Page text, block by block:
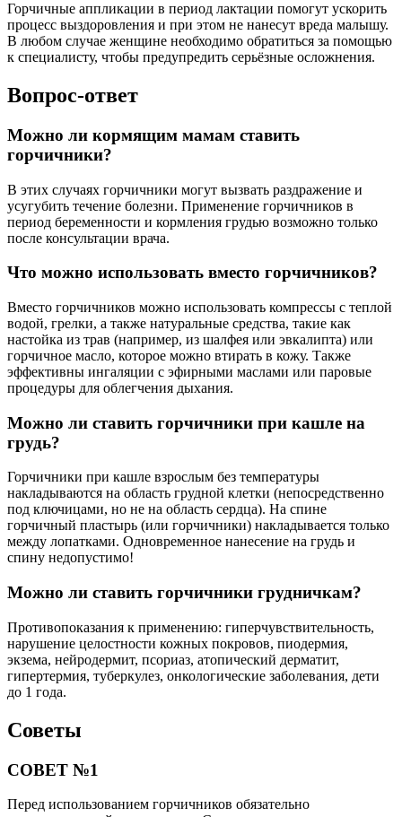
Горчичные аппликации в период лактации помогут ускорить
процесс выздоровления и при этом не нанесут вреда малышу.
В любом случае женщине необходимо обратиться за помощью
к специалисту, чтобы предупредить серьёзные осложнения.
Вопрос-ответ
Можно ли кормящим мамам ставить
горчичники?
В этих случаях горчичники могут вызвать раздражение и
усугубить течение болезни. Применение горчичников в
период беременности и кормления грудью возможно только
после консультации врача.
Что можно использовать вместо горчичников?
Вместо горчичников можно использовать компрессы с теплой
водой, грелки, а также натуральные средства, такие как
настойка из трав (например, из шалфея или эвкалипта) или
горчичное масло, которое можно втирать в кожу. Также
эффективны ингаляции с эфирными маслами или паровые
процедуры для облегчения дыхания.
Можно ли ставить горчичники при кашле на
грудь?
Горчичники при кашле взрослым без температуры
накладываются на область грудной клетки (непосредственно
под ключицами, но не на область сердца). На спине
горчичный пластырь (или горчичники) накладывается только
между лопатками. Одновременное нанесение на грудь и
спину недопустимо!
Можно ли ставить горчичники грудничкам?
Противопоказания к применению: гиперчувствительность,
нарушение целостности кожных покровов, пиодермия,
экзема, нейродермит, псориаз, атопический дерматит,
гипертермия, туберкулез, онкологические заболевания, дети
до 1 года.
Советы
СОВЕТ №1
Перед использованием горчичников обязательно